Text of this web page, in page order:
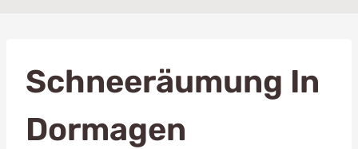
Schneeräumung In
Dormagen